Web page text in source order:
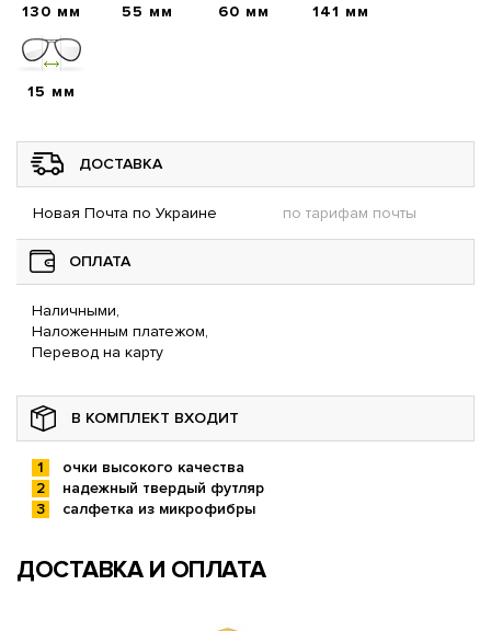
130 мм 55 мм 60 мм 141 мм
15 мм
ДОСТАВКА
Новая Почта по Украине по тарифам почты
ОПЛАТА
Наличными,
Наложенным платежом,
Перевод на карту
В КОМПЛЕКТ ВХОДИТ
очки высокого качества
надежный твердый футляр
салфетка из микрофибры
ДОСТАВКА И ОПЛАТА